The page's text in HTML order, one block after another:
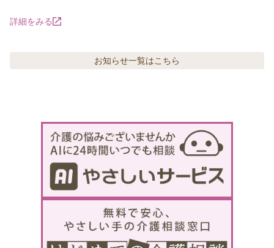
詳細をみる
お知らせ一覧はこちら